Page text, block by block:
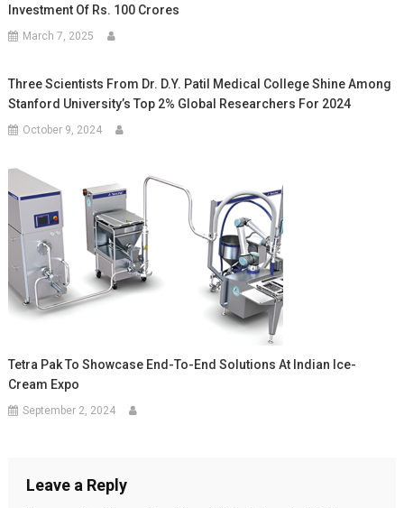
Investment Of Rs. 100 Crores
March 7, 2025
Three Scientists From Dr. D.Y. Patil Medical College Shine Among
Stanford University’s Top 2% Global Researchers For 2024
October 9, 2024
Tetra Pak To Showcase End-To-End Solutions At Indian Ice-
Cream Expo
September 2, 2024
Leave a Reply